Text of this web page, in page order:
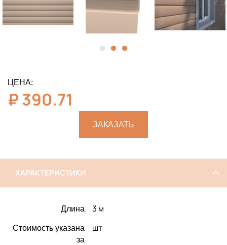
ЦЕНА:
₽390.71
ЗАКАЗАТЬ
ХАРАКТЕРИСТИКИ
Длина 3 м
Стоимость указана
за
шт